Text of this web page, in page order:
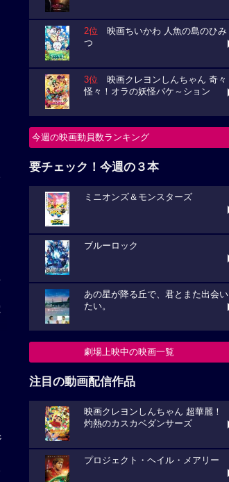
2位 映画ちいかわ 人魚の島のひみ
つ
3位 映画クレヨンしんちゃん 奇々
怪々！オラの妖怪バケ～ション
今週の映画動員数ランキング
要チェック！今週の３本
ミニオンズ＆モンスターズ
ブルーロック
あの星が降る丘で、君とまた出会い
たい。
劇場上映中の映画一覧
注目の動画配信作品
映画クレヨンしんちゃん 超華麗！
灼熱のカスカベダンサーズ
プロジェクト・ヘイル・メアリー